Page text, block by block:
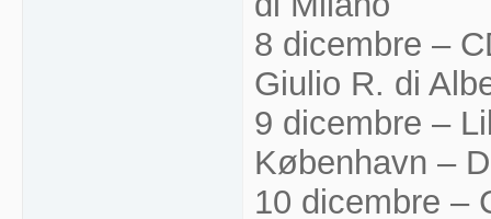
8 dicembre –
Giulio R. di
9 dicembre –
København –
10 dicembre –